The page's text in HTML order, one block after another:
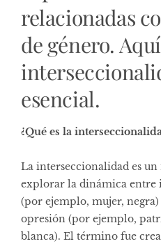
relacionadas
de género.
esencial.
¿Qué es la
La interseccionalidad es
explorar la dinámica entre
(por ejemplo, mujer, negra)
opresión (por ejemplo,
blanca). El término fue